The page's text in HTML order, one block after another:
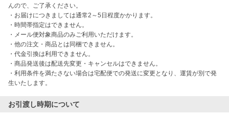
んので、ご了承ください。
・お届けにつきましては通常2～5日程度かかります。
・時間帯指定はできません。
・メール便対象商品のみご利用いただけます。
・他の注文・商品とは同梱できません。
・代金引換は利用できません。
・商品発送後は配送先変更・キャンセルはできません。
・利用条件を満たさない場合は宅配便での発送に変更となり、運賃が別で発
お引渡し時期について